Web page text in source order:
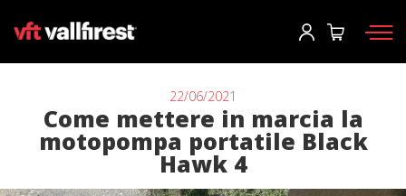
Accesso
User*
Password*
Dispositivi di protezione
Zaino pompieri
22/06/2021
Come mettere in marcia la
motopompa portatile Black
Hawk 4